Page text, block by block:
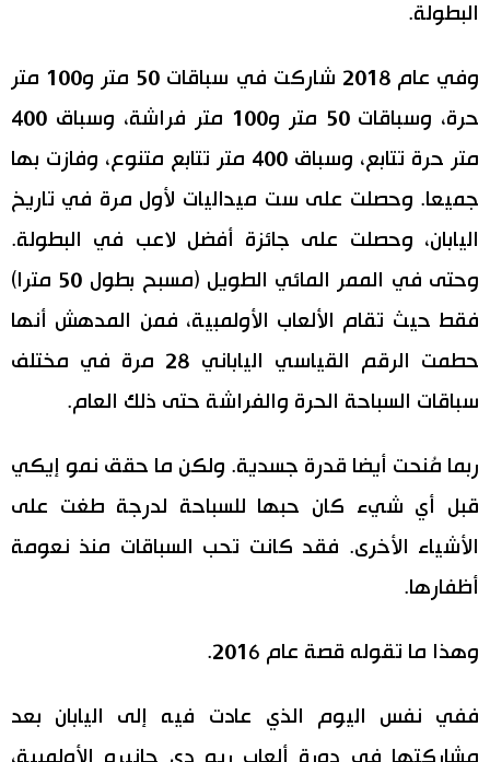
البطولة.
وفي عام 2018 شاركت في سباقات 50 متر و100 متر
حرة، وسباقات 50 متر و100 متر فراشة، وسباق 400
متر حرة تتابع، وسباق 400 متر تتابع متنوع، وفازت بها
جميعا. وحصلت على ست ميداليات لأول مرة في تاريخ
اليابان، وحصلت على جائزة أفضل لاعب في البطولة.
وحتى في الممر المائي الطويل (مسبح بطول 50 مترا)
فقط حيث تقام الألعاب الأولمبية، فمن المدهش أنها
حطمت الرقم القياسي الياباني 28 مرة في مختلف
سباقات السباحة الحرة والفراشة حتى ذلك العام.
ربما مُنحت أيضا قدرة جسدية. ولكن ما حقق نمو إيكي
قبل أي شيء كان حبها للسباحة لدرجة طغت على
الأشياء الأخرى. فقد كانت تحب السباقات منذ نعومة
أظفارها.
وهذا ما تقوله قصة عام 2016.
ففي نفس اليوم الذي عادت فيه إلى اليابان بعد